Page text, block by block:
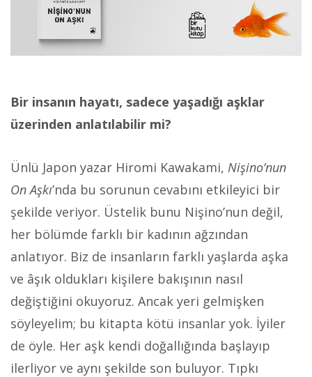
Bir insanın hayatı, sadece yaşadığı aşklar
üzerinden anlatılabilir mi?
Ünlü Japon yazar Hiromi Kawakami, Nişino’nun
On Aşkı’nda bu sorunun cevabını etkileyici bir
şekilde veriyor. Üstelik bunu Nişino’nun değil,
her bölümde farklı bir kadının ağzından
anlatıyor. Biz de insanların farklı yaşlarda aşka
ve âşık oldukları kişilere bakışının nasıl
değiştiğini okuyoruz. Ancak yeri gelmişken
söyleyelim; bu kitapta kötü insanlar yok. İyiler
de öyle. Her aşk kendi doğallığında başlayıp
ilerliyor ve aynı şekilde son buluyor. Tıpkı